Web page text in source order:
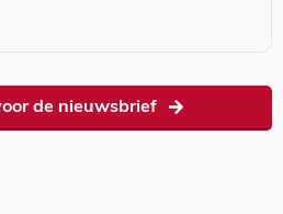
de nieuwsbrief